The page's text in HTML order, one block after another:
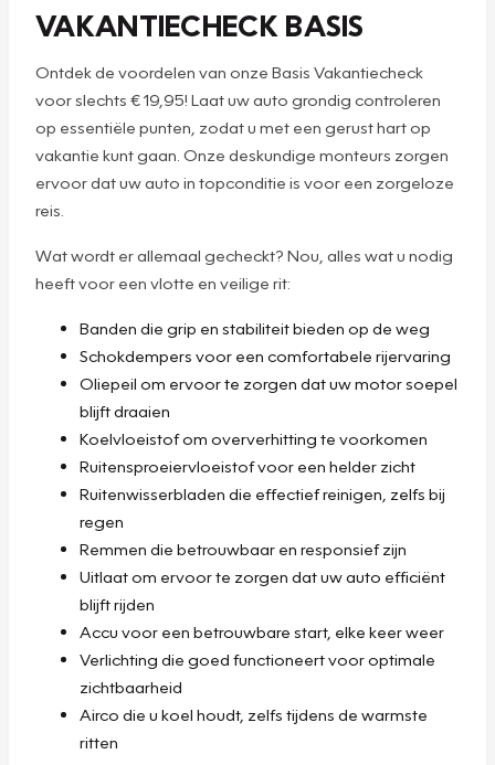
VAKANTIECHECK BASIS
Ontdek de voordelen van onze Basis Vakantiecheck
voor slechts € 19,95! Laat uw auto grondig controleren
op essentiële punten, zodat u met een gerust hart op
vakantie kunt gaan. Onze deskundige monteurs zorgen
ervoor dat uw auto in topconditie is voor een zorgeloze
reis.
Wat wordt er allemaal gecheckt? Nou, alles wat u nodig
heeft voor een vlotte en veilige rit:
Banden die grip en stabiliteit bieden op de weg
Schokdempers voor een comfortabele rijervaring
Oliepeil om ervoor te zorgen dat uw motor soepel
blijft draaien
Koelvloeistof om oververhitting te voorkomen
Ruitensproeiervloeistof voor een helder zicht
Ruitenwisserbladen die effectief reinigen, zelfs bij
regen
Remmen die betrouwbaar en responsief zijn
Uitlaat om ervoor te zorgen dat uw auto efficiënt
blijft rijden
Accu voor een betrouwbare start, elke keer weer
Verlichting die goed functioneert voor optimale
zichtbaarheid
Airco die u koel houdt, zelfs tijdens de warmste
ritten